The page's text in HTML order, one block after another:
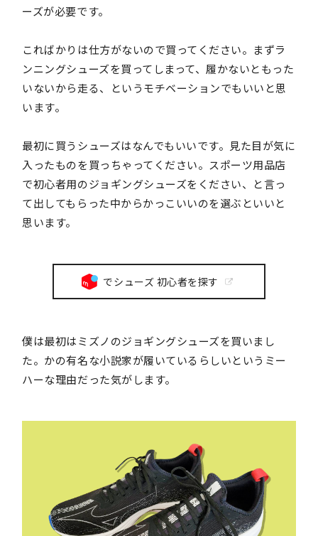
ーズが必要です。
こればかりは仕方がないので買ってください。まずラ
ンニングシューズを買ってしまって、履かないともった
いないから走る、というモチベーションでもいいと思
います。
最初に買うシューズはなんでもいいです。見た目が気に
入ったものを買っちゃってください。スポーツ用品店
で初心者用のジョギングシューズをください、と言っ
て出してもらった中からかっこいいのを選ぶといいと
思います。
でシューズ 初心者を探す
僕は最初はミズノのジョギングシューズを買いまし
た。かの有名な小説家が履いているらしいというミー
ハーな理由だった気がします。